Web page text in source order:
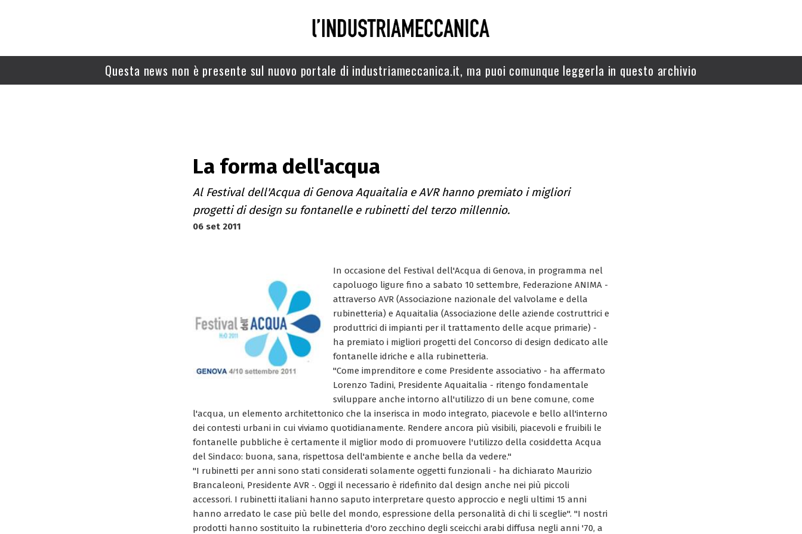
Questa news non è presente sul nuovo portale di industriameccanica.it, ma puoi comunque leggerla in questo archivio
La forma dell'acqua
Al Festival dell'Acqua di Genova Aquaitalia e AVR hanno premiato i migliori
progetti di design su fontanelle e rubinetti del terzo millennio.
06 set 2011
In occasione del Festival dell'Acqua di Genova, in programma nel
capoluogo ligure fino a sabato 10 settembre, Federazione ANIMA -
attraverso AVR (Associazione nazionale del valvolame e della
rubinetteria) e Aquaitalia (Associazione delle aziende costruttrici e
produttrici di impianti per il trattamento delle acque primarie) -
ha premiato i migliori progetti del Concorso di design dedicato alle
fontanelle idriche e alla rubinetteria.
"Come imprenditore e come Presidente associativo - ha affermato
Lorenzo Tadini, Presidente Aquaitalia - ritengo fondamentale
sviluppare anche intorno all'utilizzo di un bene comune, come
l'acqua, un elemento architettonico che la inserisca in modo integrato, piacevole e bello all'interno
dei contesti urbani in cui viviamo quotidianamente. Rendere ancora più visibili, piacevoli e fruibili le
fontanelle pubbliche è certamente il miglior modo di promuovere l'utilizzo della cosiddetta Acqua
del Sindaco: buona, sana, rispettosa dell'ambiente e anche bella da vedere."
"I rubinetti per anni sono stati considerati solamente oggetti funzionali - ha dichiarato Maurizio
Brancaleoni, Presidente AVR -. Oggi il necessario è ridefinito dal design anche nei più piccoli
accessori. I rubinetti italiani hanno saputo interpretare questo approccio e negli ultimi 15 anni
hanno arredato le case più belle del mondo, espressione della personalità di chi li sceglie". "I nostri
prodotti hanno sostituito la rubinetteria d'oro zecchino degli sceicchi arabi diffusa negli anni '70, a